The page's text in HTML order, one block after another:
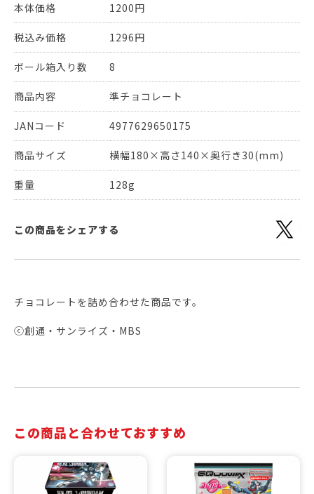
本体価格 1200円
税込み価格 1296円
ボール箱入り数 8
商品内容 準チョコレート
JANコード 4977629650175
商品サイズ 横幅180×高さ140×奥行き30(mm)
重量 128g
この商品をシェアする
チョコレートを詰め合わせた商品です。
ⓒ創通・サンライズ・MBS
この商品と合わせておすすめ